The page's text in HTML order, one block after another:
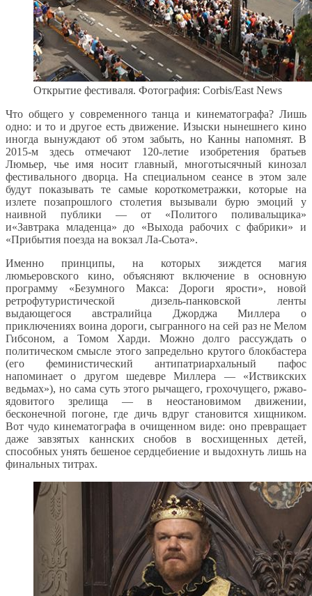
Открытие фестиваля. Фотография: Corbis/East News
Что общего у современного танца и кинематографа? Лишь
одно: и то и другое есть движение. Изыски нынешнего кино
иногда вынуждают об этом забыть, но Канны напомнят. В
2015-м здесь отмечают 120-летие изобретения братьев
Люмьер, чье имя носит главный, многотысячный кинозал
фестивального дворца. На специальном сеансе в этом зале
будут показывать те самые короткометражки, которые на
излете позапрошлого столетия вызывали бурю эмоций у
наивной публики — от «Политого поливальщика»
и«Завтрака младенца» до «Выхода рабочих с фабрики» и
«Прибытия поезда на вокзал Ла-Сьота».
Именно принципы, на которых зиждется магия
люмьеровского кино, объясняют включение в основную
программу «Безумного Макса: Дороги ярости», новой
ретрофутуристической дизель-панковской ленты
выдающегося австралийца Джорджа Миллера о
приключениях воина дороги, сыгранного на сей раз не Мелом
Гибсоном, а Томом Харди. Можно долго рассуждать о
политическом смысле этого запредельно крутого блокбастера
(его феминистический антипатриархальный пафос
напоминает о другом шедевре Миллера — «Иствикских
ведьмах»), но сама суть этого рычащего, грохочущего, ржаво-
ядовитого зрелища — в неостановимом движении,
бесконечной погоне, где дичь вдруг становится хищником.
Вот чудо кинематографа в очищенном виде: оно превращает
даже завзятых каннских снобов в восхищенных детей,
способных унять бешеное сердцебиение и выдохнуть лишь на
финальных титрах.